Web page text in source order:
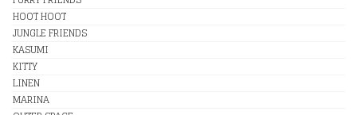
HOOT HOOT
JUNGLE FRIENDS
KASUMI
KITTY
LINEN
MARINA